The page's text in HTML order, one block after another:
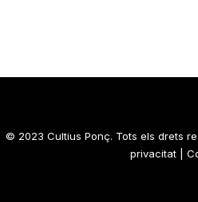
© 2023 Cultius Ponç. Tots els drets
privacitat